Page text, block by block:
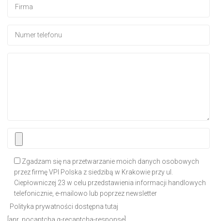
Zgadzam się na przetwarzanie moich danych osobowych
przez firmę VPI Polska z siedzibą w Krakowie przy ul.
Ciepłowniczej 23 w celu przedstawienia informacji handlowych
telefonicznie, e-mailowo lub poprzez newsletter
Polityka prywatności dostępna tutaj
[anr_nocaptcha g-recaptcha-response]